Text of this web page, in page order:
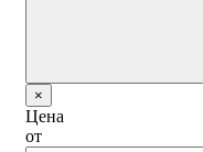
×
Цена
от